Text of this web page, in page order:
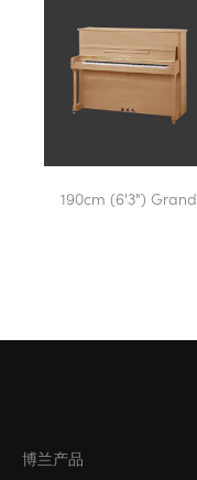
190cm (6'3") Grand
博兰产品